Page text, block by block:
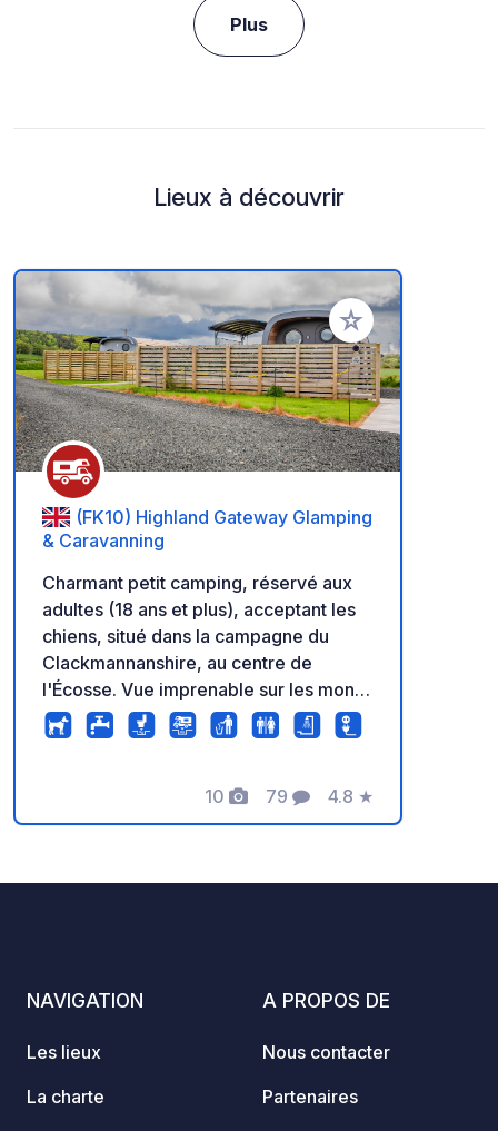
Plus
Lieux à découvrir
Ajouter à vos
(FK10) Highland Gateway Glamping
& Caravanning
Charmant petit camping, réservé aux
adultes (18 ans et plus), acceptant les
chiens, situé dans la campagne du
Clackmannanshire, au centre de
l'Écosse. Vue imprenable sur les monts
Ochil et les terres agricoles. Nos 8
grands emplacements en dur sont
et disposent d'eau, d'une évacuation
des eaux grises et d'un branchement
le tout inclus dans le prix de
regorge de sites à visiter. Stirling,
Falkirk, Fife, Glasgow et Édimbourg
10
Photos
79
Commentaires
4.8
Note
★
NAVIGATION
Les lieux
La charte
A PROPOS DE
Nous contacter
Partenaires